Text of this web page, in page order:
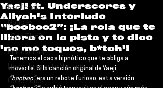
Escúchalo
Noticias
¿Qué Plan?
Entrevistas
Descubrimiento Semanal
Coberturas
Yaeji ft. Underscores y
Aliyah's Interlude
“booboo2”: ¡La rola que te
libera en la pista y te dice
'no me toques, b*tch'!
Tenemos el caos hipnótico que te obliga a
moverte. Si la canción original de Yaeji,
“booboo” era un rebote furioso, esta versión